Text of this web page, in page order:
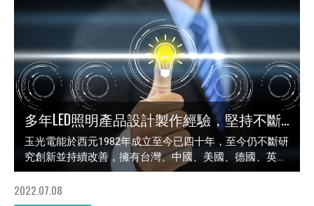
多年LED照明產品設計製作經驗，堅持不斷創新、研究超越現有技術
玉光電能於西元1982年成立至今已四十年，至今仍不斷研
究創新並持續改善，擁有台灣、中國、美國、德國、英...
2022.07.08